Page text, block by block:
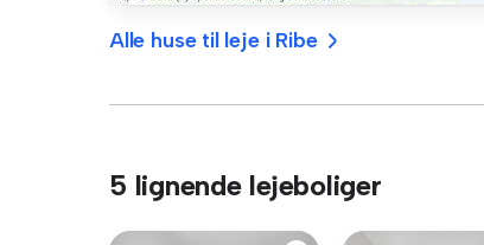
Alle huse til leje i Ribe
5 lignende lejeboliger